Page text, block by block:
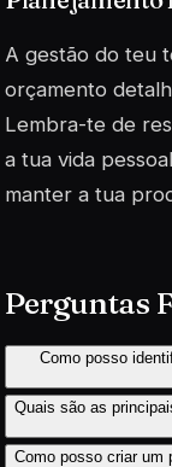
A gestão do teu
orçamento
Lembra-te de
a tua vida
manter a tua
Perguntas
Como posso
Quais são as
Como posso criar um